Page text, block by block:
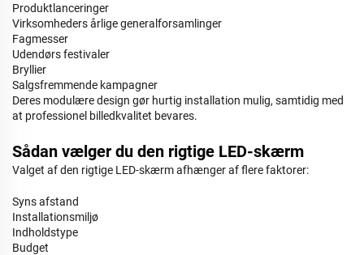
Produktlanceringer
Virksomheders årlige generalforsamlinger
Fagmesser
Udendørs festivaler
Bryllier
Salgsfremmende kampagner
Deres modulære design gør hurtig installation mulig, samtidig med
at professionel billedkvalitet bevares.
Sådan vælger du den rigtige LED-skærm
Valget af den rigtige LED-skærm afhænger af flere faktorer:
Syns afstand
Installationsmiljø
Indholdstype
Budget